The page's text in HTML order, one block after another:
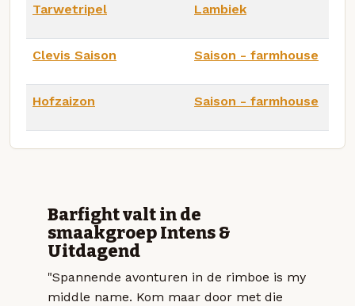
Tarwetripel Lambiek
Clevis Saison Saison - farmhouse
Hofzaizon Saison - farmhouse
Barfight valt in de
smaakgroep Intens &
Uitdagend
"Spannende avonturen in de rimboe is my
middle name. Kom maar door met die